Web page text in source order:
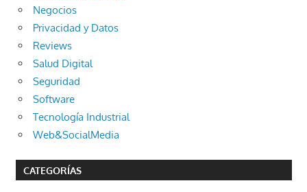
Negocios
Privacidad y Datos
Reviews
Salud Digital
Seguridad
Software
Tecnología Industrial
Web&SocialMedia
CATEGORÍAS